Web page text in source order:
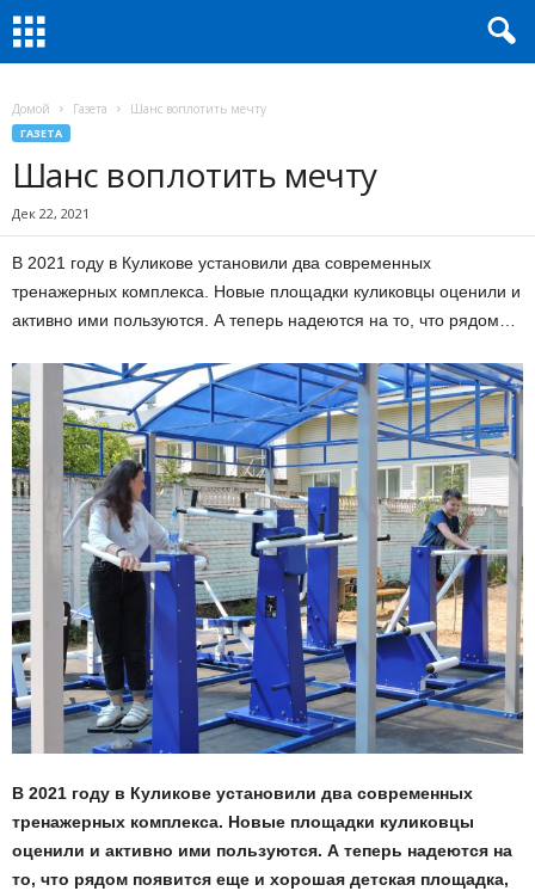
Домой Газета Шанс воплотить мечту
ГАЗЕТА
Шанс воплотить мечту
Дек 22, 2021
В 2021 году в Куликове установили два современных
тренажерных комплекса. Новые площадки куликовцы оценили и
активно ими пользуются. А теперь надеются на то, что рядом…
В 2021 году в Куликове установили два современных
тренажерных комплекса. Новые площадки куликовцы
оценили и активно ими пользуются. А теперь надеются на
то, что рядом появится еще и хорошая детская площадка,